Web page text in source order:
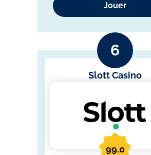
Jouer
Slott Casino
99.0